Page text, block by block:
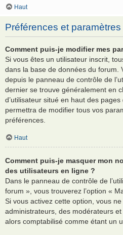
Haut
Préférences et
Comment puis-je modifier mes
Si vous êtes un utilisateur inscrit,
dans la base de données du forum.
depuis le panneau de contrôle de
dernier se trouve généralement en
d’utilisateur situé en haut des
permettra de modifier tous vos
préférences.
Haut
Comment puis-je masquer mon
des utilisateurs en ligne ?
Dans le panneau de contrôle de
forum », vous trouverez l’option «
Si vous activez cette option, vous
administrateurs, des modérateurs
alors comptabilisé comme étant un